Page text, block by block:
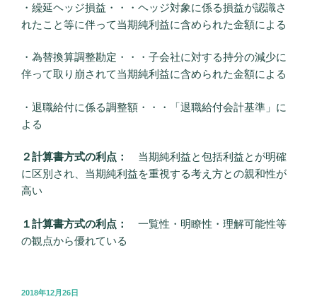
・繰延ヘッジ損益・・・ヘッジ対象に係る損益が認識さ
れたこと等に伴って当期純利益に含められた金額による
・為替換算調整勘定・・・子会社に対する持分の減少に
伴って取り崩されて当期純利益に含められた金額による
・退職給付に係る調整額・・・「退職給付会計基準」に
よる
２計算書方式の利点： 当期純利益と包括利益とが明確
に区別され、当期純利益を重視する考え方との親和性が
高い
１計算書方式の利点： 一覧性・明瞭性・理解可能性等
の観点から優れている
投
2018年12月26日